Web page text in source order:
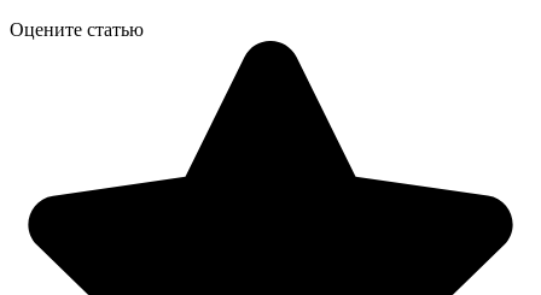
Оцените статью